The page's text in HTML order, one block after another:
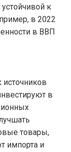
к
в 2022
в ВВП
источников
в
товары,
импорта и